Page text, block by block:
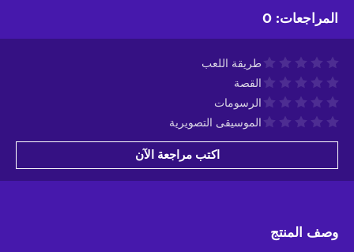
المراجعات:
0
طريقة اللعب
القصة
الرسومات
الموسيقى التصويرية
اكتب مراجعة الآن
وصف المنتج